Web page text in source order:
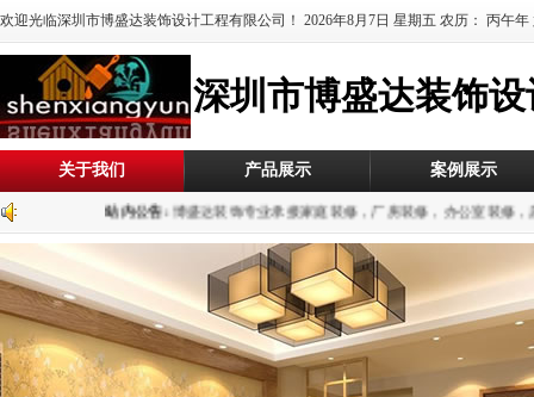
欢迎光临深圳市博盛达装饰设计工程有限公司！ 2026年8月7日 星期五 农历： 丙午年
深圳市博盛达装饰
关于我们 产品展示 案例展示
站内公告: 博盛达装饰专业承接家庭装修，厂房装修，办公室装修，